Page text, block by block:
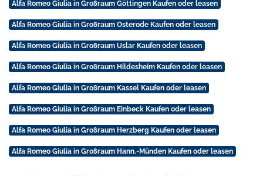
Alfa Romeo Giulia in Großraum Göttingen Kaufen oder leasen
Alfa Romeo Giulia in Großraum Osterode Kaufen oder leasen
Alfa Romeo Giulia in Großraum Uslar Kaufen oder leasen
Alfa Romeo Giulia in Großraum Hildesheim Kaufen oder leasen
Alfa Romeo Giulia in Großraum Kassel Kaufen oder leasen
Alfa Romeo Giulia in Großraum Einbeck Kaufen oder leasen
Alfa Romeo Giulia in Großraum Herzberg Kaufen oder leasen
Alfa Romeo Giulia in Großraum Hann.-Münden Kaufen oder leasen